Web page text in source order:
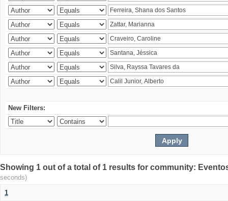
New Filters:
Showing 1 out of a total of 1 results for community:
seconds)
1